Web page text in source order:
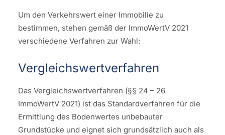
Um den Verkehrswert einer Immobilie zu
bestimmen, stehen gemäß der ImmoWertV 2021
verschiedene Verfahren zur Wahl:
Vergleichswertverfahren
Das Vergleichswertverfahren (§§ 24 – 26
ImmoWertV 2021) ist das Standardverfahren für die
Ermittlung des Bodenwertes unbebauter
Grundstücke und eignet sich grundsätzlich auch als